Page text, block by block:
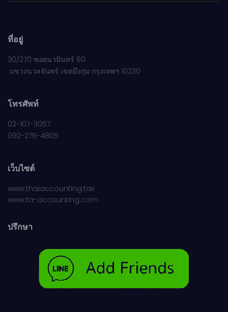
ที่อยู่
30/270 ซอยนวมินทร์ 80
แขวงนวลจันทร์ เขตบึงกุ่ม กรุงเทพฯ 10230
โทรศัพท์
02-107-3057
092-276-4805
เว็บไซต์
www.thaiaccounting.tax
www.ta-accounting.com
ปรึกษา